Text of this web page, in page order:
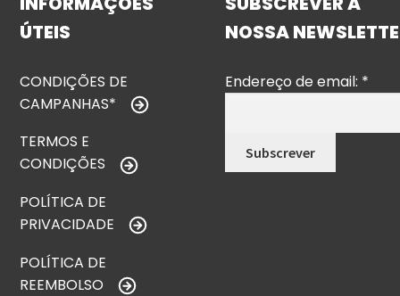
ÚTEIS
CONDIÇÕES DE
CAMPANHAS*
TERMOS E
CONDIÇÕES
POLÍTICA DE
PRIVACIDADE
POLÍTICA DE
REEMBOLSO
NOSSA
Endereço de email: *